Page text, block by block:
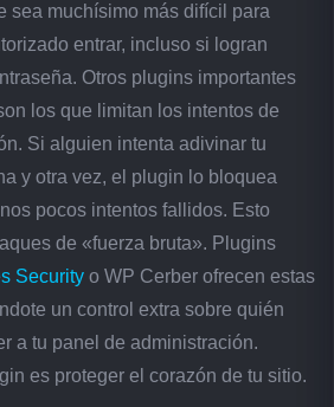
sea muchísimo más difícil para
entrar, incluso si logran
Otros plugins importantes
los que limitan los intentos de
Si alguien intenta adivinar tu
y otra vez, el plugin lo bloquea
pocos intentos fallidos. Esto
de «fuerza bruta». Plugins
Security o WP Cerber ofrecen estas
un control extra sobre quién
a tu panel de administración.
es proteger el corazón de tu sitio.